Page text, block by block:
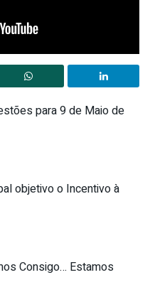
para 9 de Maio de
objetivo o Incentivo à
Consigo… Estamos